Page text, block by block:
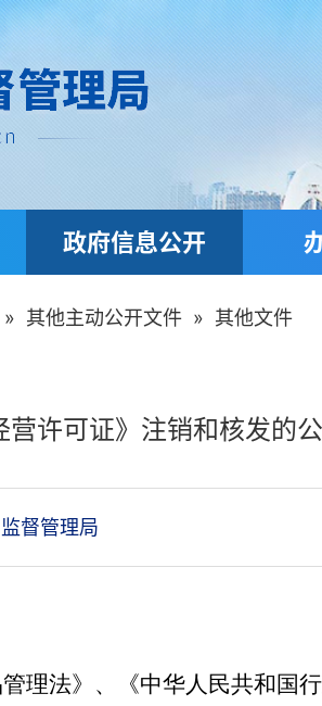
政府信息公开
» 其他主动公开文件 » 其他文件
营许可证》注销和核发的
督管理局
理法》、《中华人民共和国